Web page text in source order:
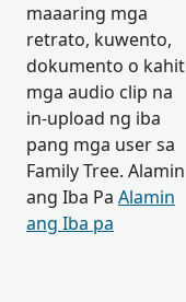
maaaring mga
retrato, kuwento,
dokumento o kahit
mga audio clip na
in-upload ng iba
pang mga user sa
Family Tree. Alamin
ang Iba Pa Alamin
ang Iba pa